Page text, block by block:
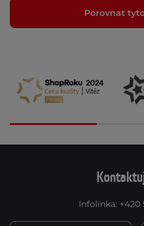
Porovnat
Infolinka: +420